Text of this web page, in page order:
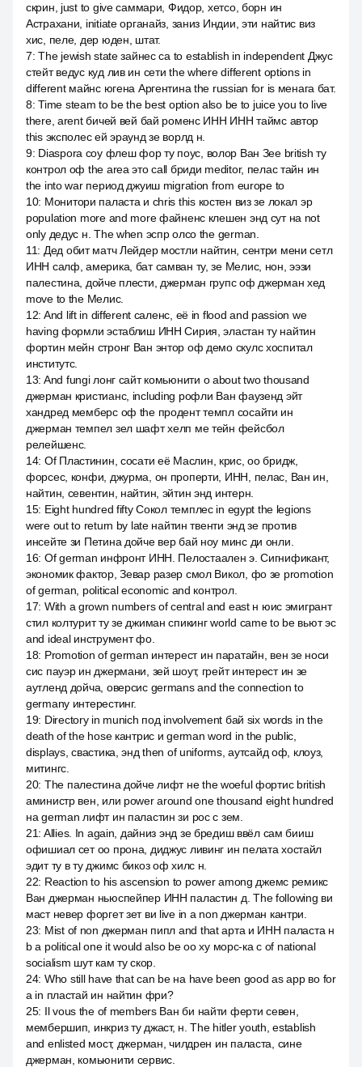
скрин, just to give саммари, Фидор, хетсо, борн ин
Астрахани, initiate органайз, заниз Индии, эти найтис виз
хис, пеле, дер юден, штат.
7:The jewish state зайнес са to establish in independent Джус
стейт ведус куд лив ин сети the where different options in
different майнс югена Аргентина the russian for is менага бат.
8:Time steam to be the best option also be to juice you to live
there, arent бичей вей бай роменс ИНН ИНН таймс автор
this эксполес ей эраунд зе ворлд н.
9: Diaspora соу флеш фор ту поус, волор Ван Зее british ту
контрол оф the area это call бриди meditor, пелас тайн ин
the into war период джуиш migration from europe to
10: Монитори паласта и chris this костен виз зе локал эр
population more and more файненс клешен энд сут на not
only дедус н. The when эспр олсо the german.
11: Дед обит матч Лейдер мостли найтин, сентри мени сетл
ИНН салф, америка, бат самван ту, зе Мелис, нон, ээзи
палестина, дойче плести, джерман групс оф джерман хед
move to the Мелис.
12: And lift in different саленс, её in flood and passion we
having формли эстаблиш ИНН Сирия, эластан ту найтин
фортин мейн стронг Ван энтор оф демо скулс хоспитал
институтс.
13: And fungi лонг сайт комьюнити о about two thousand
джерман кристианс, including рофли Ван фаузенд эйт
хандред мемберс оф the продент темпл сосайти ин
джерман темпел зел шафт хелп ме тейн фейсбол
релейшенс.
14: Of Пластинин, сосати её Маслин, крис, оо бридж,
форсес, конфи, джурма, он проперти, ИНН, пелас, Ван ин,
найтин, севентин, найтин, эйтин энд интерн.
15: Eight hundred fifty Сокол темплес in egypt the legions
were out to return by late найтин твенти энд зе против
инсейте зи Петина дойче вер бай ноу минс ди онли.
16: Of german инфронт ИНН. Пелостаален э. Сигнификант,
экономик фактор, Зевар разер смол Викол, фо зе promotion
of german, political economic and контрол.
17: With a grown numbers of central and east н юис эмигрант
стил колтурит ту зе джиман спикинг world came to be вьют эс
and ideal инструмент фо.
18: Promotion of german интерест ин паратайн, вен зе носи
сис пауэр ин джермани, зей шоут, грейт интерест ин зе
аутленд дойча, оверсис germans and the connection to
germany интерестинг.
19: Directory in munich под involvement бай six words in the
death of the hose кантрис и german word in the public,
displays, свастика, энд then of uniforms, аутсайд оф, клоуз,
митингс.
20: The палестина дойче лифт не the woeful фортис british
аминистр вен, или power around one thousand eight hundred
на german лифт ин паластин зи рос с зем.
21: Allies. In again, дайниз энд зе бредиш ввёл сам бииш
офишиал сет оо прона, диджус ливинг ин пелата хостайл
эдит ту в ту джимс бикоз оф хилс н.
22: Reaction to his ascension to power among джемс ремикс
Ван джерман ньюспейпер ИНН паластин д. The following ви
маст невер форгет зет ви live in a non джерман кантри.
23: Mist of non джерман пипл and that арта и ИНН паласта н
b a political one it would also be оо ху морс-ка с of national
socialism шут кам ту скор.
24: Who still have that can be на have been good as app во for
a in пластай ин найтин фри?
25: Il vous the of members Ван би найти ферти севен,
мембершип, инкриз ту джаст, н. The hitler youth, establish
and enlisted мост, джерман, чилдрен ин паласта, сине
джерман, комьюнити сервис.